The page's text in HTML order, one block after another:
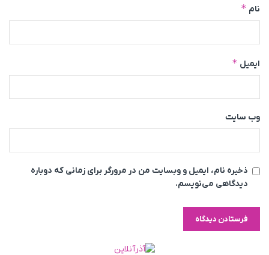
نام *
ایمیل *
وب‌ سایت
ذخیره نام، ایمیل و وبسایت من در مرورگر برای زمانی که دوباره
دیدگاهی می‌نویسم.